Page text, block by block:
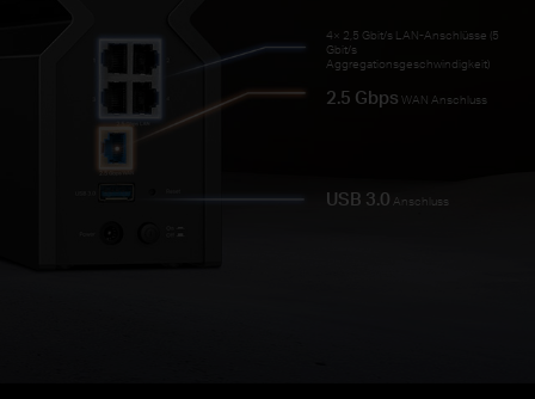
4× 2,5 Gbit/s LAN-Anschlüsse (5
Gbit/s
Aggregationsgeschwindigkeit)
2.5 Gbps WAN Anschluss
USB 3.0 Anschluss